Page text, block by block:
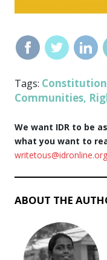
Tags:
Communities,
We want IDR to be
what you want to
writetous@idronline.org
ABOUT THE